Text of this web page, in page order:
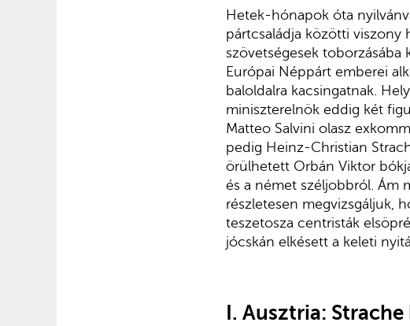
Hetek-hónapok óta
pártcsaládja közötti viszony
szövetségesek
Európai Néppárt emberei
baloldalra kacsingatnak.
miniszterelnök eddig két
Matteo Salvini olasz
pedig Heinz-Christian
örülhetett Orbán Viktor
és a német széljobbról. Ám
részletesen megvizsgáljuk,
teszetosza centristák
jócskán elkésett a keleti
I. Ausztria: